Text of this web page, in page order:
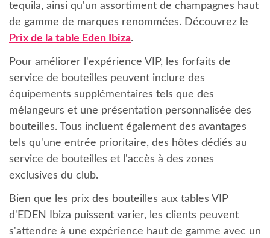
tequila, ainsi qu'un assortiment de champagnes haut
de gamme de marques renommées. Découvrez le
Prix de la table Eden Ibiza.
Pour améliorer l'expérience VIP, les forfaits de
service de bouteilles peuvent inclure des
équipements supplémentaires tels que des
mélangeurs et une présentation personnalisée des
bouteilles. Tous incluent également des avantages
tels qu'une entrée prioritaire, des hôtes dédiés au
service de bouteilles et l'accès à des zones
exclusives du club.
Bien que les prix des bouteilles aux tables VIP
d'EDEN Ibiza puissent varier, les clients peuvent
s'attendre à une expérience haut de gamme avec un